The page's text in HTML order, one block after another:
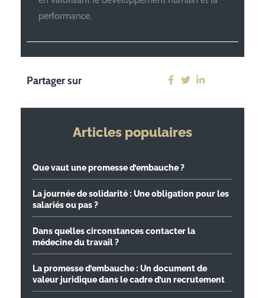
performance.
Partager sur
Articles populaires
Que vaut une promesse d’embauche ?
La journée de solidarité : Une obligation pour les
salariés ou pas ?
Dans quelles circonstances contacter la
médecine du travail ?
La promesse d’embauche : Un document de
valeur juridique dans le cadre d’un recrutement